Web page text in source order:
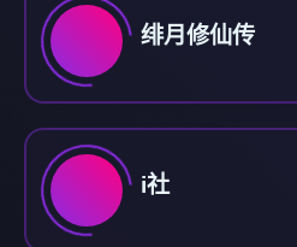
绯月修仙传
i社